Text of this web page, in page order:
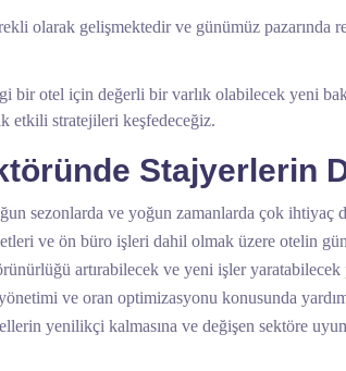
olarak gelişmektedir ve günümüz
bir otel için değerli bir varlık olabilecek yeni
etkili stratejileri keşfedeceğiz.
Stajyerlerin
sezonlarda ve yoğun zamanlarda çok ihtiyaç
ve ön büro işleri dahil olmak üzere otelin
artırabilecek ve yeni işler yaratabilecek
ve oran optimizasyonu konusunda
yenilikçi kalmasına ve değişen sektöre